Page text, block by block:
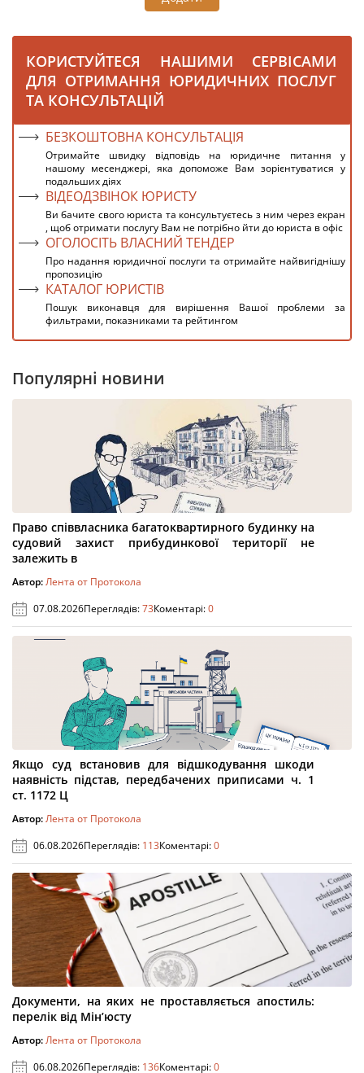
КОРИСТУЙТЕСЯ НАШИМИ СЕРВІСАМИ
ДЛЯ ОТРИМАННЯ ЮРИДИЧНИХ ПОСЛУГ
ТА КОНСУЛЬТАЦІЙ
БЕЗКОШТОВНА КОНСУЛЬТАЦІЯ
Отримайте швидку відповідь на юридичне питання у
нашому месенджері, яка допоможе Вам зорієнтуватися у
подальших діях
ВІДЕОДЗВІНОК ЮРИСТУ
Ви бачите свого юриста та консультуєтесь з ним через екран
, щоб отримати послугу Вам не потрібно йти до юриста в офіс
ОГОЛОСІТЬ ВЛАСНИЙ ТЕНДЕР
Про надання юридичної послуги та отримайте найвигіднішу
пропозицію
КАТАЛОГ ЮРИСТІВ
Пошук виконавця для вирішення Вашої проблеми за
фильтрами, показниками та рейтингом
Популярні новини
Право співвласника багатоквартирного будинку на
судовий захист прибудинкової території не
залежить в
Автор:Лента от Протокола
07.08.2026Переглядів:73Коментарі:0
Якщо суд встановив для відшкодування шкоди
наявність підстав, передбачених приписами ч. 1
ст. 1172 Ц
Автор:Лента от Протокола
06.08.2026Переглядів: 113Коментарі:0
Документи, на яких не проставляється апостиль:
перелік від Мін’юсту
Автор:Лента от Протокола
06.08.2026Переглядів: 136Коментарі:0